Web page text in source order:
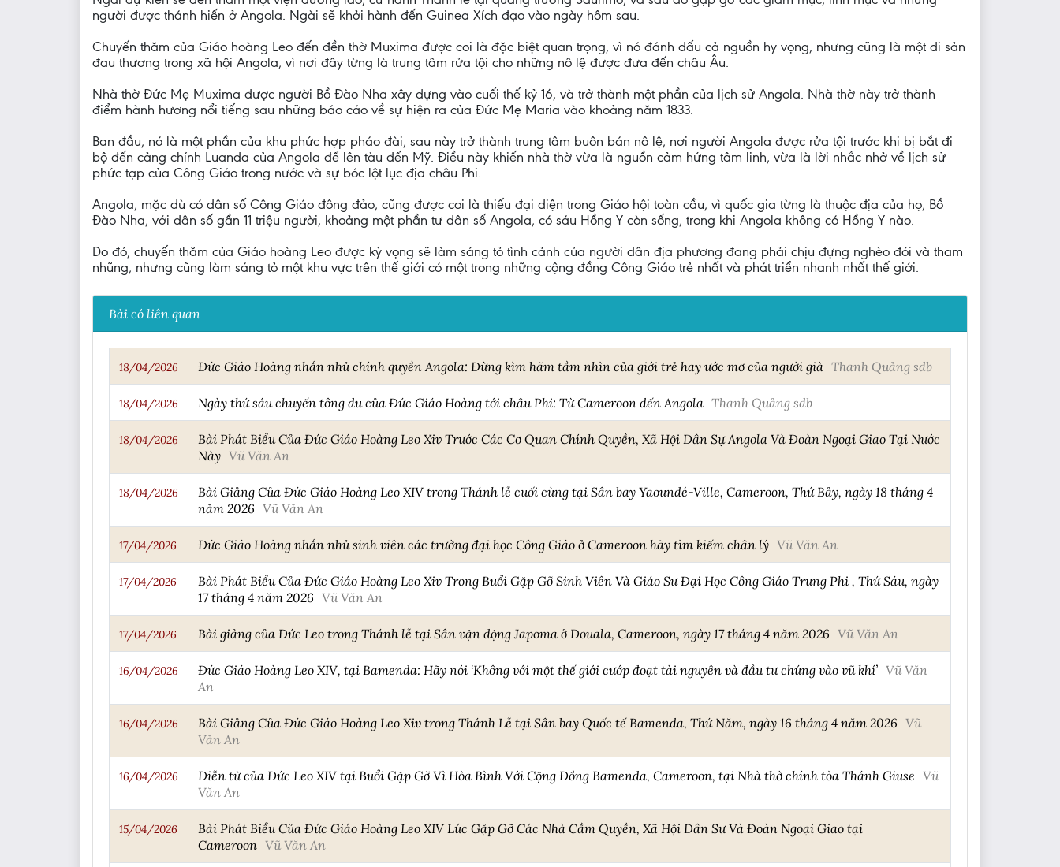
người được thánh hiến ở Angola. Ngài sẽ khởi hành đến Guinea Xích đạo vào ngày hôm sau.
Chuyến thăm của Giáo hoàng Leo đến đền thờ Muxima được coi là đặc biệt quan trọng, vì nó đánh dấu cả nguồn hy vọng, nhưng cũng là một di sản
đau thương trong xã hội Angola, vì nơi đây từng là trung tâm rửa tội cho những nô lệ được đưa đến châu Âu.
Nhà thờ Đức Mẹ Muxima được người Bồ Đào Nha xây dựng vào cuối thế kỷ 16, và trở thành một phần của lịch sử Angola. Nhà thờ này trở thành
điểm hành hương nổi tiếng sau những báo cáo về sự hiện ra của Đức Mẹ Maria vào khoảng năm 1833.
Ban đầu, nó là một phần của khu phức hợp pháo đài, sau này trở thành trung tâm buôn bán nô lệ, nơi người Angola được rửa tội trước khi bị bắt đi
bộ đến cảng chính Luanda của Angola để lên tàu đến Mỹ. Điều này khiến nhà thờ vừa là nguồn cảm hứng tâm linh, vừa là lời nhắc nhở về lịch sử
phức tạp của Công Giáo trong nước và sự bóc lột lục địa châu Phi.
Angola, mặc dù có dân số Công Giáo đông đảo, cũng được coi là thiếu đại diện trong Giáo hội toàn cầu, vì quốc gia từng là thuộc địa của họ, Bồ
Đào Nha, với dân số gần 11 triệu người, khoảng một phần tư dân số Angola, có sáu Hồng Y còn sống, trong khi Angola không có Hồng Y nào.
Do đó, chuyến thăm của Giáo hoàng Leo được kỳ vọng sẽ làm sáng tỏ tình cảnh của người dân địa phương đang phải chịu đựng nghèo đói và tham
nhũng, nhưng cũng làm sáng tỏ một khu vực trên thế giới có một trong những cộng đồng Công Giáo trẻ nhất và phát triển nhanh nhất thế giới.
Bài có liên quan
18/04/2026 Đức Giáo Hoàng nhắn nhủ chính quyền Angola: Đừng kìm hãm tầm nhìn của giới trẻ hay ước mơ của người già Thanh Quảng sdb
18/04/2026 Ngày thứ sáu chuyến tông du của Đức Giáo Hoàng tới châu Phi: Từ Cameroon đến Angola Thanh Quảng sdb
18/04/2026
Bài Phát Biểu Của Đức Giáo Hoàng Leo Xiv Trước Các Cơ Quan Chính Quyền, Xã Hội Dân Sự Angola Và Đoàn Ngoại Giao Tại Nước
Này Vũ Văn An
18/04/2026
Bài Giảng Của Đức Giáo Hoàng Leo XIV trong Thánh lễ cuối cùng tại Sân bay Yaoundé-Ville, Cameroon, Thứ Bảy, ngày 18 tháng 4
năm 2026 Vũ Văn An
17/04/2026 Đức Giáo Hoàng nhắn nhủ sinh viên các trường đại học Công Giáo ở Cameroon hãy tìm kiếm chân lý Vũ Văn An
17/04/2026
Bài Phát Biểu Của Đức Giáo Hoàng Leo Xiv Trong Buổi Gặp Gỡ Sinh Viên Và Giáo Sư Đại Học Công Giáo Trung Phi , Thứ Sáu, ngày
17 tháng 4 năm 2026 Vũ Văn An
17/04/2026 Bài giảng của Đức Leo trong Thánh lễ tại Sân vận động Japoma ở Douala, Cameroon, ngày 17 tháng 4 năm 2026 Vũ Văn An
16/04/2026 Đức Giáo Hoàng Leo XIV, tại Bamenda: Hãy nói ‘Không với một thế giới cướp đoạt tài nguyên và đầu tư chúng vào vũ khí’ Vũ Văn
An
16/04/2026 Bài Giảng Của Đức Giáo Hoàng Leo Xiv trong Thánh Lễ tại Sân bay Quốc tế Bamenda, Thứ Năm, ngày 16 tháng 4 năm 2026 Vũ
Văn An
16/04/2026 Diễn từ của Đức Leo XIV tại Buổi Gặp Gỡ Vì Hòa Bình Với Cộng Đồng Bamenda, Cameroon, tại Nhà thờ chính tòa Thánh Giuse Vũ
Văn An
15/04/2026
Bài Phát Biểu Của Đức Giáo Hoàng Leo XIV Lúc Gặp Gỡ Các Nhà Cầm Quyền, Xã Hội Dân Sự Và Đoàn Ngoại Giao tại
Cameroon Vũ Văn An